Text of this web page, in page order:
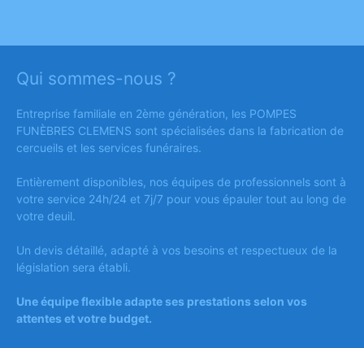
Qui sommes-nous ?
Entreprise familiale en 2ème génération, les POMPES
FUNÈBRES CLEMENS sont spécialisées dans la fabrication de
cercueils et les services funéraires.
Entièrement disponibles, nos équipes de professionnels sont à
votre service 24h/24 et 7j/7 pour vous épauler tout au long de
votre deuil.
Un devis détaillé, adapté à vos besoins et respectueux de la
législation sera établi.
Une équipe flexible adapte ses prestations selon vos
attentes et votre budget.